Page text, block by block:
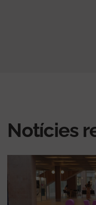
Notícies